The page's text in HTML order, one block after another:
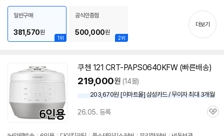
6.9kg / 저속노화밥모드 저당백미, 잡곡모드
크기(가로x세로x깊이): 373x26
기
1위
일반구매
381,570원
2위
공식인증점
500,000원
더보기
쿠첸 121 CRT-PAPS0640KFW (빠른배송)
219,000원 (14몰)
203,670원 [이마트몰] 삼성카드 / 무이자 최대 3개월
26.05. 등록
관